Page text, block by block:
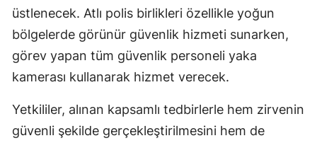
üstlenecek. Atlı polis birlikleri özellikle yoğun
bölgelerde görünür güvenlik hizmeti sunarken,
görev yapan tüm güvenlik personeli yaka
kamerası kullanarak hizmet verecek.
Yetkililer, alınan kapsamlı tedbirlerle hem zirvenin
güvenli şekilde gerçekleştirilmesini hem de